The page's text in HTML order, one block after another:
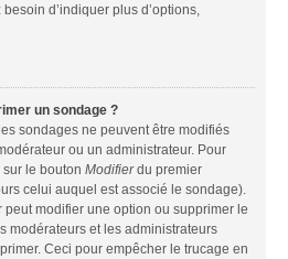
d’indiquer plus d’options,
un sondage ?
sondages ne peuvent être modifiés
ou un administrateur. Pour
le bouton Modifierdu premier
celui auquel est associé le sondage).
peut modifier une option ou supprimer le
modérateurs et les administrateurs
Ceci pour empêcher le trucage en